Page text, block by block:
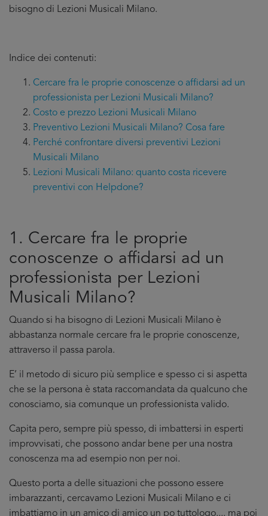
bisogno di Lezioni Musicali Milano.
Indice dei contenuti:
Cercare fra le proprie conoscenze o affidarsi ad un
professionista per Lezioni Musicali Milano?
Costo e prezzo Lezioni Musicali Milano
Preventivo Lezioni Musicali Milano? Cosa fare
Perché confrontare diversi preventivi Lezioni
Musicali Milano
Lezioni Musicali Milano: quanto costa ricevere
preventivi con Helpdone?
1. Cercare fra le proprie
conoscenze o affidarsi ad un
professionista per Lezioni
Musicali Milano?
Quando si ha bisogno di Lezioni Musicali Milano è
abbastanza normale cercare fra le proprie conoscenze,
attraverso il passa parola.
E’ il metodo di sicuro più semplice e spesso ci si aspetta
che se la persona è stata raccomandata da qualcuno che
conosciamo, sia comunque un professionista valido.
Capita pero, sempre più spesso, di imbattersi in esperti
improvvisati, che possono andar bene per una nostra
conoscenza ma ad esempio non per noi.
Questo porta a delle situazioni che possono essere
imbarazzanti, cercavamo Lezioni Musicali Milano e ci
imbattiamo in un amico di amico un po tuttologo.... ma poi